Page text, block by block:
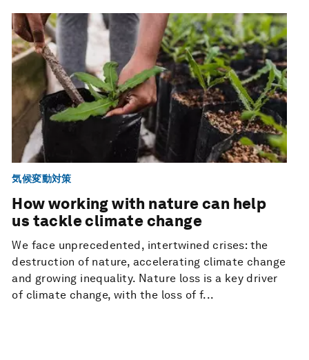
気候変動対策
How working with nature can help
us tackle climate change
We face unprecedented, intertwined crises: the
destruction of nature, accelerating climate change
and growing inequality. Nature loss is a key driver
of climate change, with the loss of f...